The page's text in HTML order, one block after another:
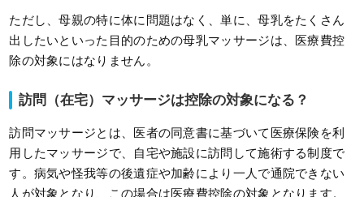
ただし、母親の特に体に問題はなく、単に、母乳をたくさん
出したいといった目的のための母乳マッサージは、医療費控
除の対象にはなりません。
訪問（在宅）マッサージは控除の対象になる？
訪問マッサージとは、医者の同意書に基づいて医療保険を利
用したマッサージで、自宅や施設に訪問して施術する制度で
す。病気や怪我等の後遺症や加齢により一人で通院できない
人が対象となり、この場合は医療費控除の対象となります。